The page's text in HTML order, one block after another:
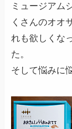
ミュージアム
くさんのオオ
れも欲しくな
た。
そして悩みに